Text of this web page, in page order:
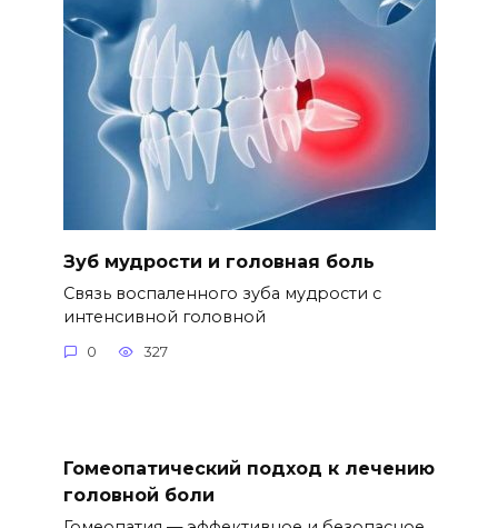
Зуб мудрости и головная боль
Связь воспаленного зуба мудрости с
интенсивной головной
0 327
Гомеопатический подход к лечению
головной боли